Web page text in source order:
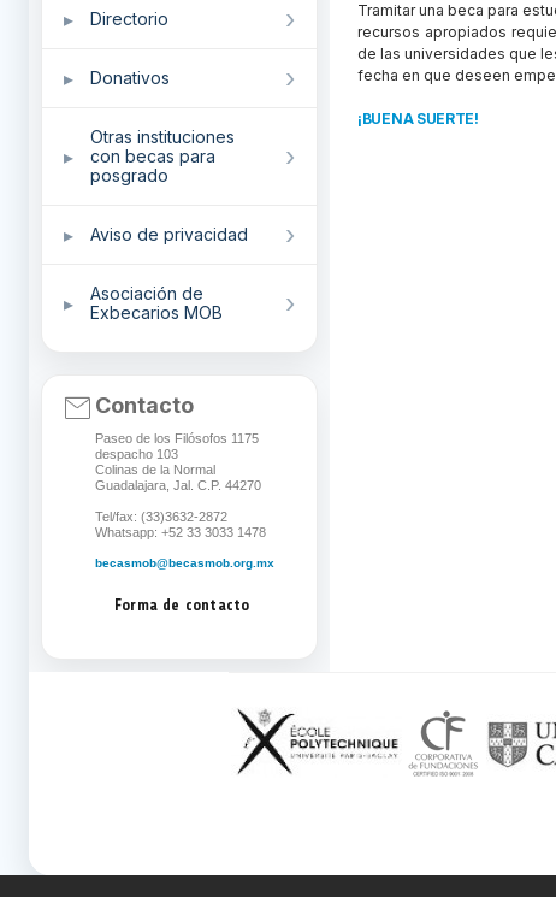
Directorio
Donativos
Otras instituciones
con becas para
posgrado
Aviso de privacidad
Asociación de
Exbecarios MOB
Contacto
Paseo de los Filósofos 1175
despacho 103
Colinas de la Normal
Guadalajara, Jal. C.P. 44270
Tel/fax: (33)3632-2872
Whatsapp: +52 33 3033 1478
becasmob@becasmob.org.mx
Forma de contacto
Tramitar una beca para
recursos apropiados
de las universidades que
fecha en que deseen
¡BUENA SUERTE!